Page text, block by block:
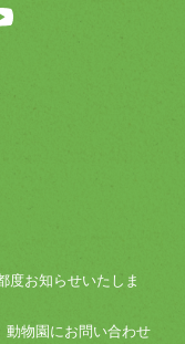
度お知らせいたしま
動物園にお問い合わせ